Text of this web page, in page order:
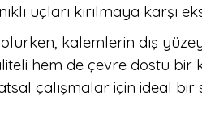
uçları kırılmaya karşı
kalemlerin dış
hem de çevre dostu bir
çalışmalar için ideal bir